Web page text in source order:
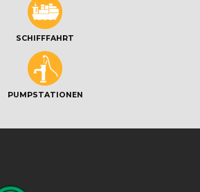
SCHIFFFAHRT
PUMPSTATIONEN